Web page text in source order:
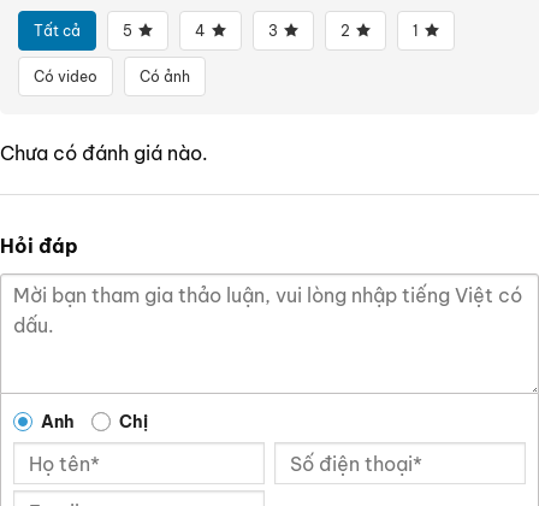
Tất cả 5 4 3 2 1
Có video Có ảnh
Chưa có đánh giá nào.
Hỏi đáp
Anh Chị